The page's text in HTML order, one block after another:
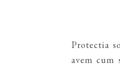
Protectia
avem cum